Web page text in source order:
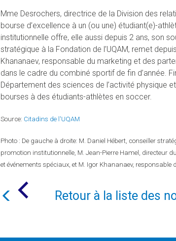
Mme Desrochers, directrice de la Division des
bourse d’excellence à un (ou une) étudiant(e)-
institutionnelle offre, elle aussi depuis 2 ans, son
stratégique à la Fondation de l’UQAM, remet
Khananaev, responsable du marketing et des
dans le cadre du combiné sportif de fin d’année.
Département des sciences de l’activité physique
bourses à des étudiants-athlètes en soccer.
Source: Citadins de l'UQAM
Photo : De gauche à droite: M. Daniel Hébert, conseiller
promotion institutionnelle, M. Jean-Pierre Hamel, directeur
et événements spéciaux, et M. Igor Khananaev,
Retour à la liste des